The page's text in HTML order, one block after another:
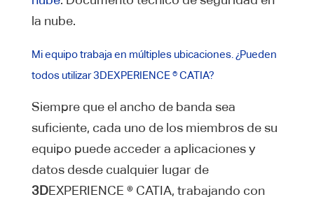
la nube.
Mi equipo trabaja en múltiples ubicaciones. ¿Pueden
todos utilizar 3DEXPERIENCE ® CATIA?
Siempre que el ancho de banda sea
suficiente, cada uno de los miembros de su
equipo puede acceder a aplicaciones y
datos desde cualquier lugar de
3DEXPERIENCE ® CATIA, trabajando con